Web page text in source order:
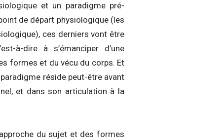
et un paradigme pré-
de départ physiologique (les
ces derniers vont être
à-dire à s’émanciper d’une
formes et du vécu du corps. Et
réside peut-être avant
et dans son articulation à la
du sujet et des formes